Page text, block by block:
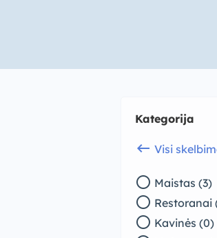
Kategorija
keyboard_backspace Visi
radio_button_unchecked Maistas (3)
radio_button_unchecked Restoranai
radio_button_unchecked Kavinės (0)